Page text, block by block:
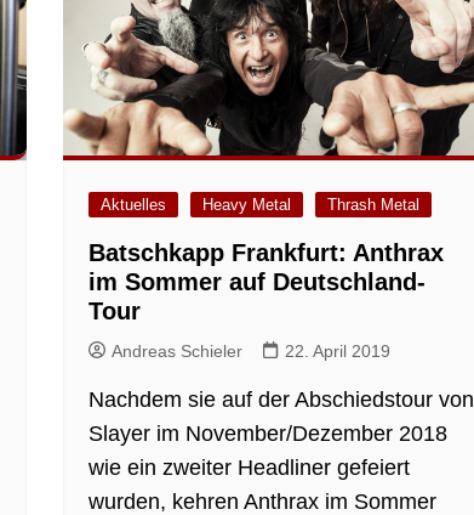
Aktuelles Heavy Metal Thrash Metal
Batschkapp Frankfurt: Anthrax
im Sommer auf Deutschland-
Tour
Andreas Schieler 22. April 2019
Nachdem sie auf der Abschiedstour von
Slayer im November/Dezember 2018
wie ein zweiter Headliner gefeiert
wurden, kehren Anthrax im Sommer